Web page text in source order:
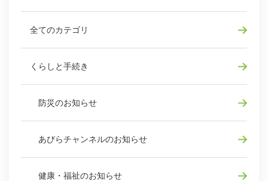
全てのカテゴリ
くらしと手続き
防災のお知らせ
あびらチャンネルのお知らせ
健康・福祉のお知らせ